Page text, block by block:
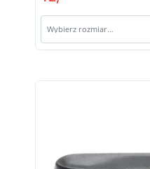
Wybierz rozmiar…